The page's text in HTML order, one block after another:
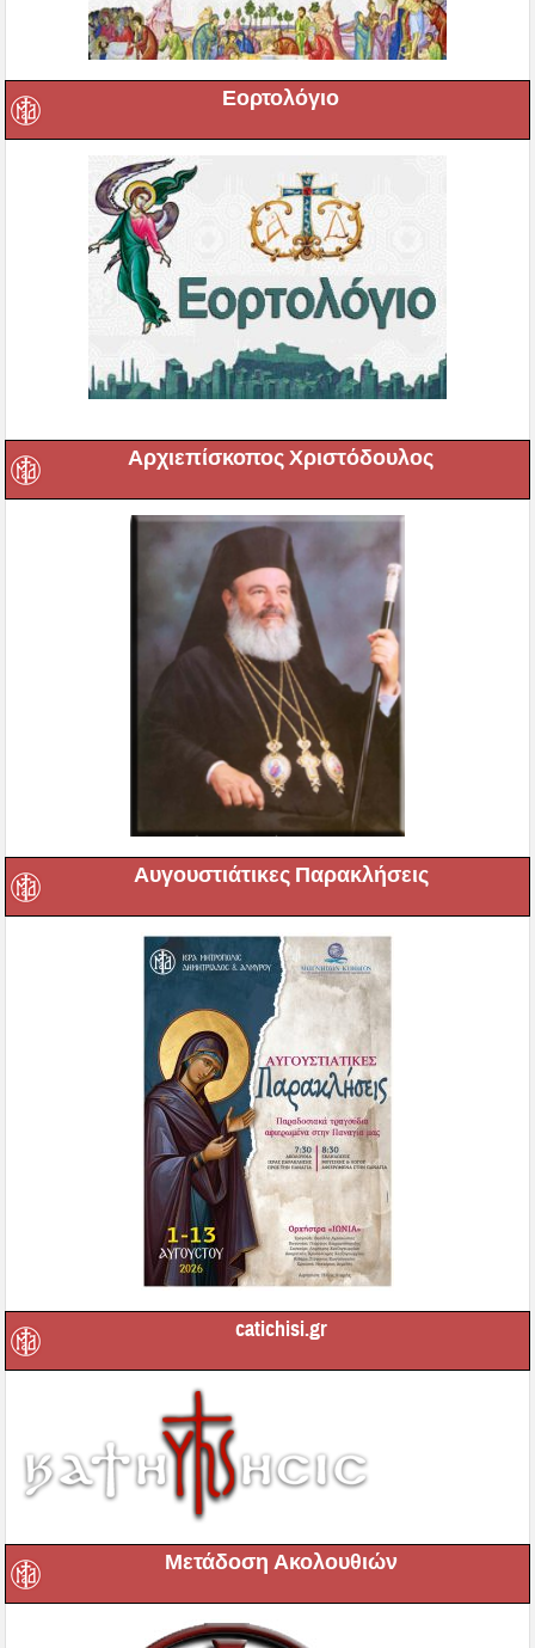
Εορτολόγιο
Αρχιεπίσκοπος Χριστόδουλος
Αυγουστιάτικες Παρακλήσεις
catichisi.gr
Μετάδοση Ακολουθιών